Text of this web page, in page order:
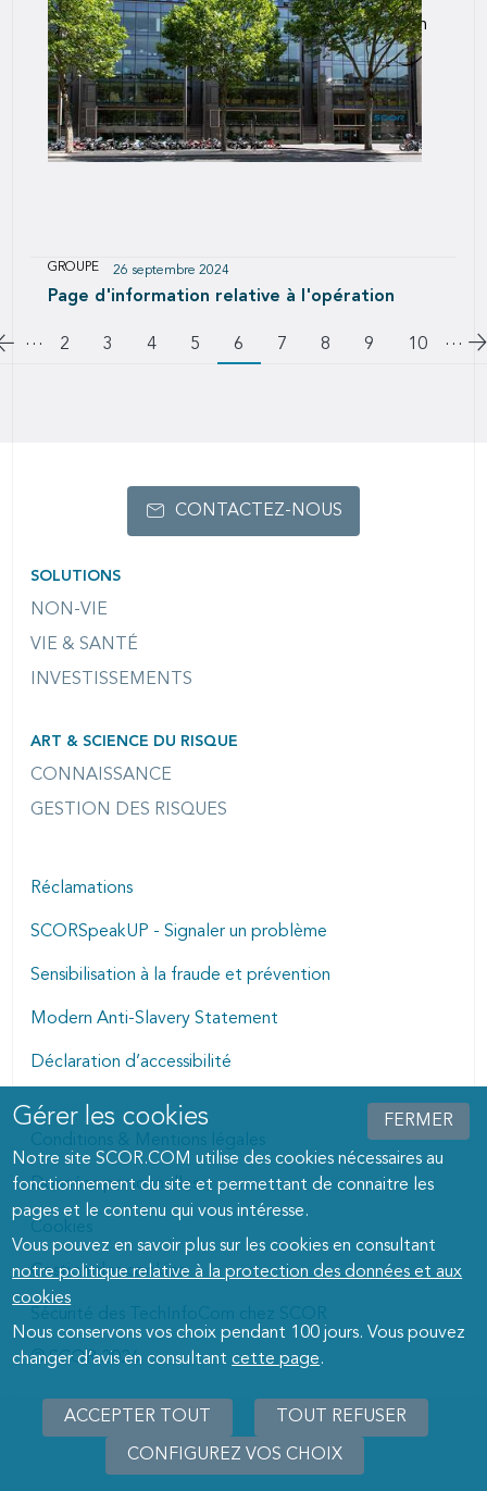
FERMER
Manage cookies dialog
Gérer les cookies
Notre site SCOR.COM utilise des cookies nécessaires au
fonctionnement du site et permettant de connaitre les
pages et le contenu qui vous intéresse.
Vous pouvez en savoir plus sur les cookies en consultant
notre politique relative à la protection des données et aux
cookies
Nous conservons vos choix pendant 100 jours. Vous pouvez
changer d’avis en consultantcette page.
ACCEPTER TOUT TOUT REFUSER
CONFIGUREZ VOS CHOIX
À la suite de cette acquisition, SCOR a l'intention
de déposer une offre publique d'achat simplifiée
GROUPE 26 septembre 2024
Page d'information relative à l'opération
Pagination
Aller à la page précédente
… Page
2 Page
3 Page
4 Page
5 6 Page
7 Page
8 Page
9 Page
10 …
SOLUTIONS
NON-VIE
VIE & SANTÉ
INVESTISSEMENTS
ART & SCIENCE DU RISQUE
CONNAISSANCE
GESTION DES RISQUES
CONTACTEZ-NOUS
Réclamations
SCORSpeakUP - Signaler un problème
Sensibilisation à la fraude et prévention
Modern Anti-Slavery Statement
Déclaration d’accessibilité
Conditions & Mentions légales
Données personnelles
Cookies
Gestion des cookies
Sécurité des TechInfoCom chez SCOR
© SCOR 2026